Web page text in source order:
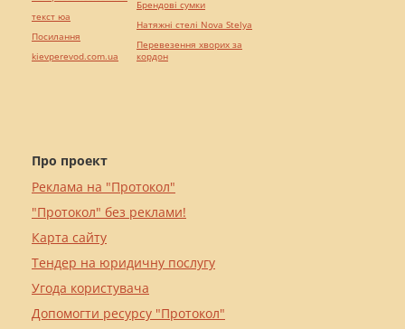
Про проект
Реклама на "Протокол"
"Протокол" без реклами!
Карта сайту
Тендер на юридичну послугу
Угода користувача
Допомогти ресурсу "Протокол"
текст юа
Посилання
kievperevod.com.ua
Брендові сумки
Натяжні стелі Nova Stelya
Перевезення хворих за
кордон